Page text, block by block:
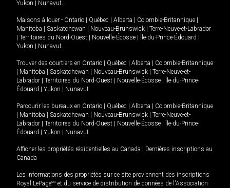
Yukon
Nunavut.
Maisons à louer - Ontario Québec Alberta Colombie-Britannique
Manitoba
Saskatchewan Nouveau-Brunswick
Terre-Neuve-et-Labrador
Territoires du Nord-Ouest Nouvelle-Écosse Île-du-Prince-Édouard
Yukon
Nunavut.
Trouver des courtiers en Ontario Québec Alberta
Colombie-Britannique
Manitoba Saskatchewan Nouveau-Brunswick
Terre-Neuve-et-
Labrador
Territoires du Nord-Ouest Nouvelle-Écosse
Île-du-Prince-
Édouard
Yukon Nunavut
Parcourir les bureaux en Ontario Québec Alberta
Colombie-Britannique
Manitoba Saskatchewan Nouveau-Brunswick
Terre-Neuve-et-
Labrador
Territoires du Nord-Ouest Nouvelle-Écosse
Île-du-Prince-
Édouard
Yukon Nunavut
Afficher les propriétés résidentielles au Canada
Dernières inscriptions au
Canada
Les informations des propriétés sur ce site proviennent des inscriptions
Royal LePageMD et du service de distribution de données de l'Association